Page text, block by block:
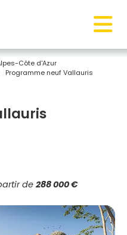
Côte d'Azur
Programme neuf Vallauris
de 288 000 €